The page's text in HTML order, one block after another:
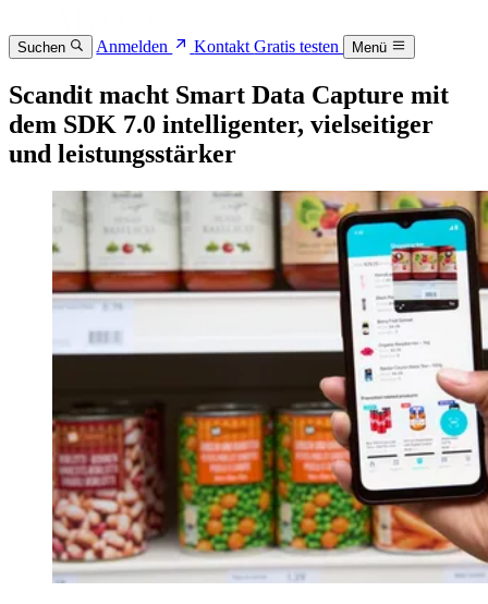
Suchen Anmelden KontaktGratis testen Menü
Scandit macht Smart Data Capture mit
dem SDK 7.0 intelligenter, vielseitiger
und leistungsstärker